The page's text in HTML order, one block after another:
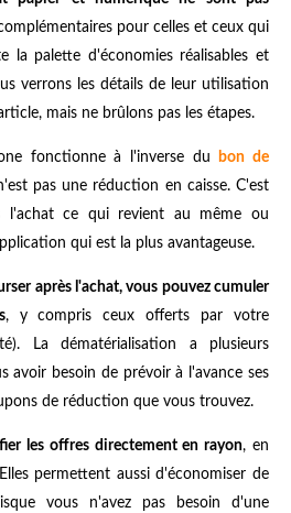
pour celles et ceux qui
la palette d'économies réalisables et
verrons les détails de leur utilisation
mais ne brûlons pas les étapes.
fonctionne à l'inverse du
bon de
pas une réduction en caisse. C'est
l'achat ce qui revient au même ou
qui est la plus avantageuse.
après l'achat, vous pouvez cumuler
, y compris ceux offerts par votre
La dématérialisation a plusieurs
avoir besoin de prévoir à l'avance ses
de réduction que vous trouvez.
les offres directement en rayon, en
permettent aussi d'économiser de
vous n'avez pas besoin d'une